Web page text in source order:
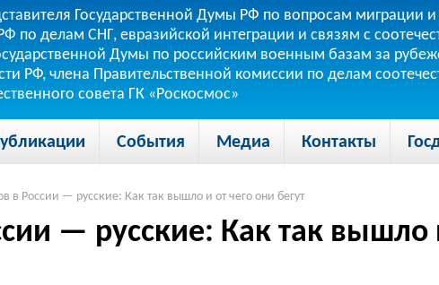
Государственной Думы РФ по вопросам миграции и
по делам СНГ, евразийской интеграции и связям с
Думы по российским военным базам за
РФ, члена Правительственной комиссии по делам
совета ГК «Роскосмос»
События Медиа Контакты
в России — русские: Как так вышло и от чего они бегут
— русские: Как так вышло